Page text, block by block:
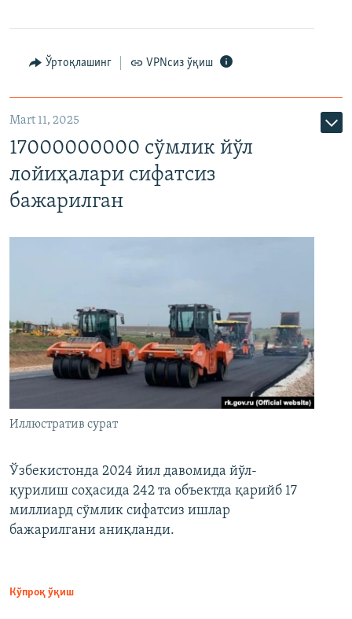
Ўртоқлашинг VPNсиз ўқиш
Mart 11, 2025
17000000000 сўмлик йўл
лойиҳалари сифатсиз
бажарилган
Иллюстратив сурат
Ўзбекистонда 2024 йил давомида йўл-
қурилиш соҳасида 242 та объектда қарийб 17
миллиард сўмлик сифатсиз ишлар
бажарилгани аниқланди.
Кўпроқ ўқиш